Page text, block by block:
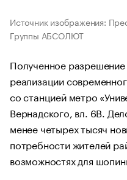
Источник изображения:
Группы АБСОЛЮТ
Полученное разрешение
реализации
со станцией метро
Вернадского, вл. 6В.
менее четырех тысяч
потребности жителей
возможностях для